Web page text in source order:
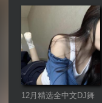
12月精选全中文DJ舞